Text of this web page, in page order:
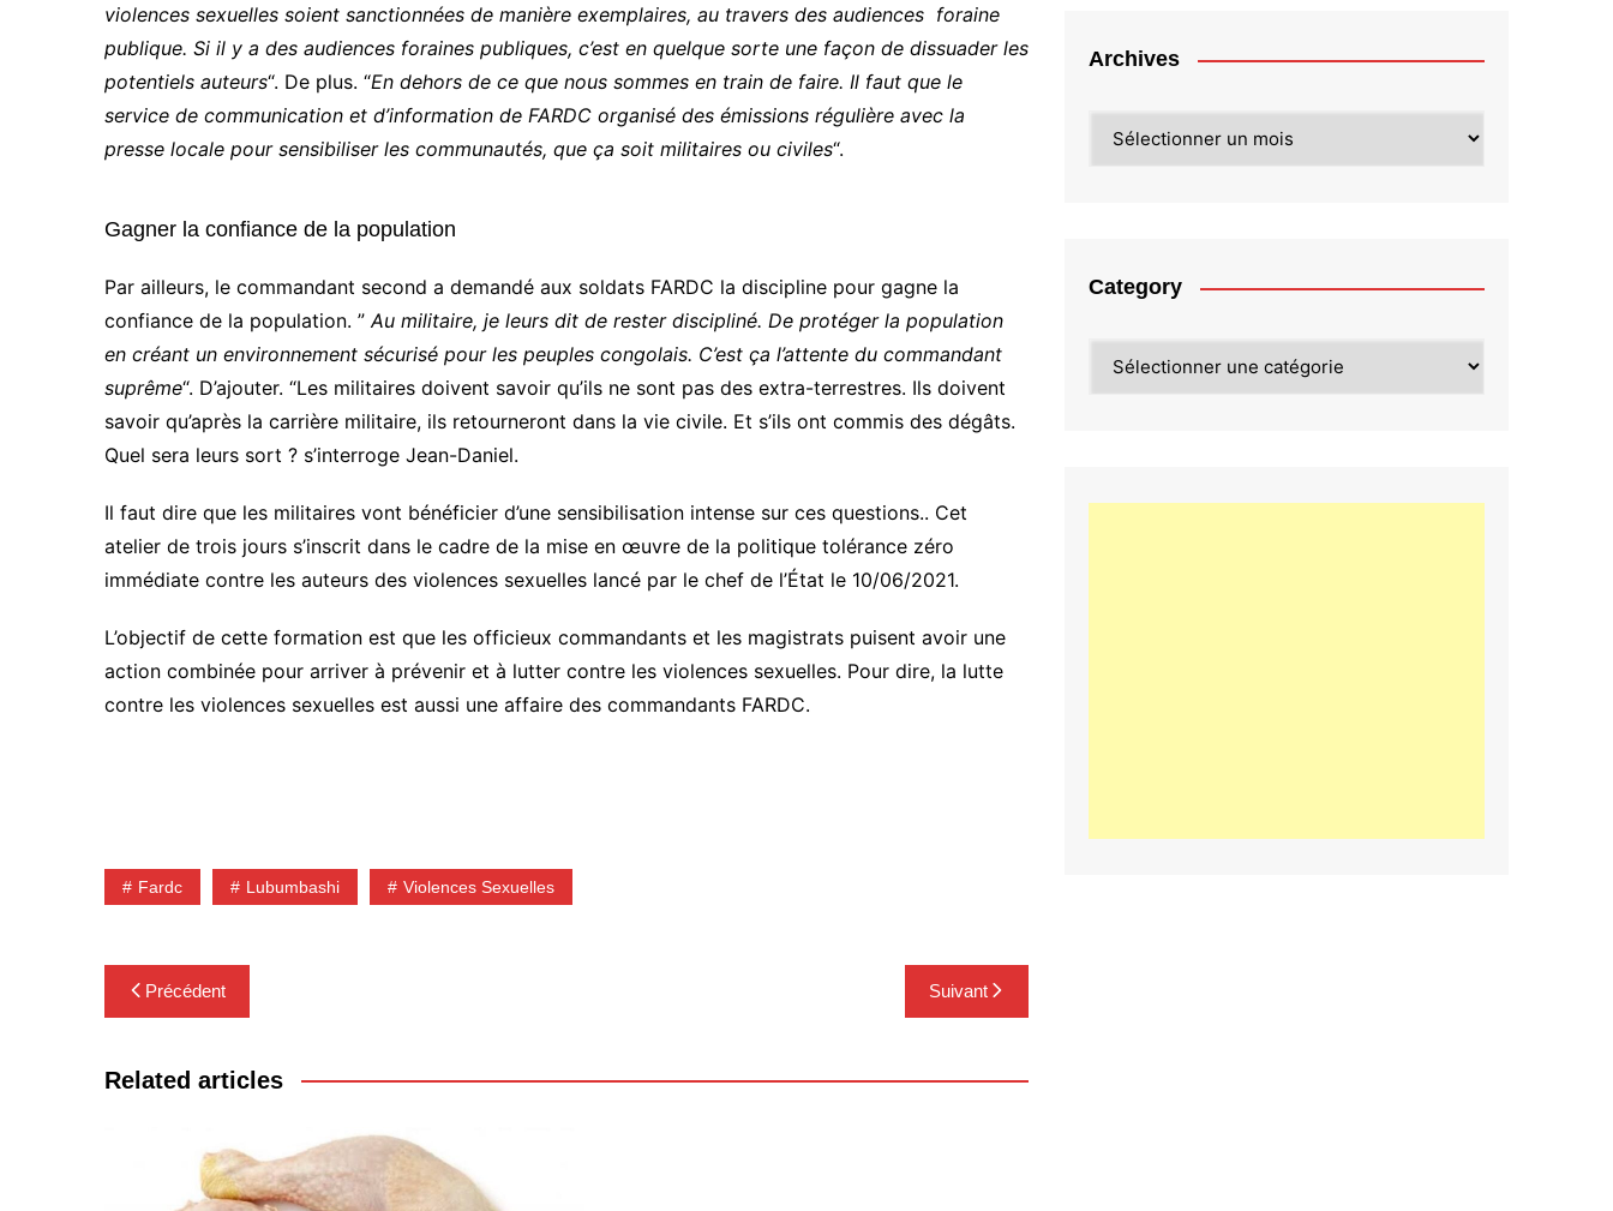
violences sexuelles soient sanctionnées de manière exemplaires, au travers des audiences foraine
publique. Si il y a des audiences foraines publiques, c’est en quelque sorte une façon de dissuader les
potentiels auteurs“. De plus. “En dehors de ce que nous sommes en train de faire. Il faut que le
service de communication et d’information de FARDC organisé des émissions régulière avec la
presse locale pour sensibiliser les communautés, que ça soit militaires ou civiles“.
Gagner la confiance de la population
Par ailleurs, le commandant second a demandé aux soldats FARDC la discipline pour gagne la
confiance de la population. ” Au militaire, je leurs dit de rester discipliné. De protéger la population
en créant un environnement sécurisé pour les peuples congolais. C’est ça l’attente du commandant
suprême“. D’ajouter. “Les militaires doivent savoir qu’ils ne sont pas des extra-terrestres. Ils doivent
savoir qu’après la carrière militaire, ils retourneront dans la vie civile. Et s’ils ont commis des dégâts.
Quel sera leurs sort ? s’interroge Jean-Daniel.
Il faut dire que les militaires vont bénéficier d’une sensibilisation intense sur ces questions.. Cet
atelier de trois jours s’inscrit dans le cadre de la mise en œuvre de la politique tolérance zéro
immédiate contre les auteurs des violences sexuelles lancé par le chef de l’État le 10/06/2021.
L’objectif de cette formation est que les officieux commandants et les magistrats puisent avoir une
action combinée pour arriver à prévenir et à lutter contre les violences sexuelles. Pour dire, la lutte
contre les violences sexuelles est aussi une affaire des commandants FARDC.
Fardc Lubumbashi Violences Sexuelles
Navigation
de
l’article
Précédent Suivant
Related articles
Archives
Category